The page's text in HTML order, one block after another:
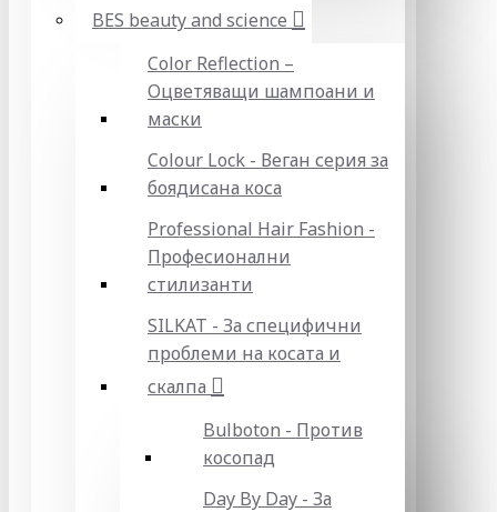
BES beauty and science
Color Reflection –
Оцветяващи шампоани и
маски
Colour Lock - Веган серия за
боядисана коса
Professional Hair Fashion -
Професионални
стилизанти
SILKAT - За специфични
проблеми на косата и
скалпа
Bulboton - Против
косопад
Day By Day - За